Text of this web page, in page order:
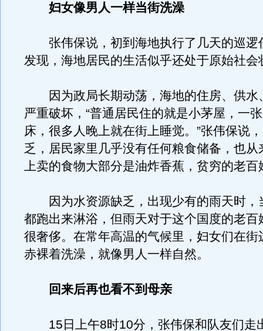
妇女像男人一样当街洗澡
张伟保说，初到海地执行了几天的巡逻
发现，海地居民的生活似乎还处于原始社会
因为政局长期动荡，海地的住房、供水
严重破坏，“普通居民住的就是小茅屋，一
床，很多人晚上就在街上睡觉。”张伟保说
乏，居民家里几乎没有任何粮食储备，也从
上卖的食物大部分是油炸香蕉，贫穷的老百
因为水资源缺乏，出现少有的雨天时，
都跑出来淋浴，但雨天对于这个国度的老百
很奢侈。在常年高温的气候里，妇女们在街
赤裸着洗澡，就像男人一样自然。
回来后再也看不到母亲
15日上午8时10分，张伟保和队友们走